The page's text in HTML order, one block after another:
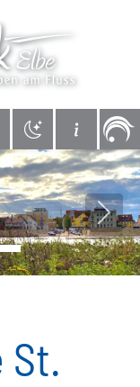
St.